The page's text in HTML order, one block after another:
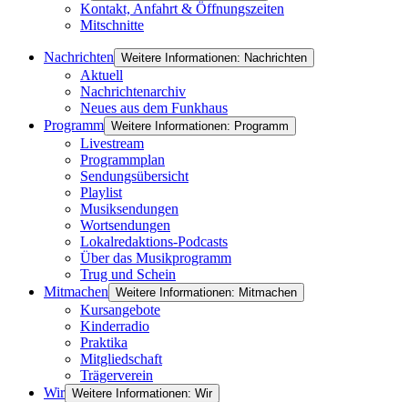
Kontakt, Anfahrt & Öffnungszeiten
Mitschnitte
Nachrichten Weitere Informationen: Nachrichten
Aktuell
Nachrichtenarchiv
Neues aus dem Funkhaus
Programm Weitere Informationen: Programm
Livestream
Programmplan
Sendungsübersicht
Playlist
Musiksendungen
Wortsendungen
Lokalredaktions-Podcasts
Über das Musikprogramm
Trug und Schein
Mitmachen Weitere Informationen: Mitmachen
Kursangebote
Kinderradio
Praktika
Mitgliedschaft
Trägerverein
Wir Weitere Informationen: Wir